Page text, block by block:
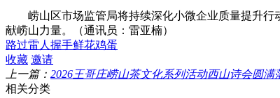
崂山区市场监管局将持续深化小微企业质量提升行
献崂山力量。（通讯员：雷亚楠）
路过雷人 握手鲜花鸡蛋
收藏 邀请
上一篇： 2026王哥庄崂山茶文化系列活动西山诗会圆满
相关分类